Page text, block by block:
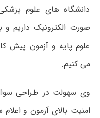
دانشگاه های علوم
صورت الکترونیک داریم و
علوم پایه و آزمون پیش
می کنیم.
وی سهولت در طراحی
امنیت بالای آزمون و